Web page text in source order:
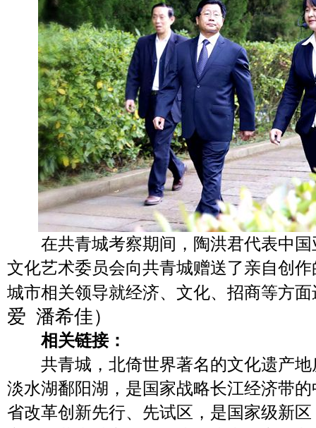
在共青城考察期间，陶洪君代表中国
文化艺术委员会向共青城赠送了亲自创
城市相关领导就经济、文化、招商等方
爱 潘希佳）
相关链接：
共青城，北倚世界著名的文化遗产地
淡水湖鄱阳湖，是国家战略长江经济带
省改革创新先行、先试区，是国家级新